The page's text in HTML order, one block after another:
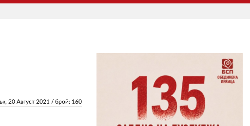
20 Август 2021 / брой: 160
АВТОРИ